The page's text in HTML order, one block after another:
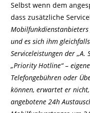
Selbst wenn dem
dass zusätzliche
und es sich ihm
Serviceleistungen der „A.
„Priority Hotline“ –
Telefongebühren oder
können, erwartet er
angebotene 24h